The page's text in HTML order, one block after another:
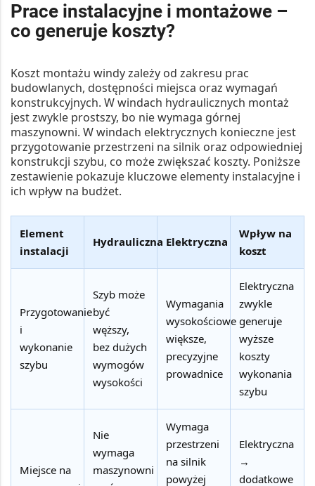
Prace instalacyjne i montażowe –
co generuje koszty?
Koszt montażu windy zależy od zakresu prac
budowlanych, dostępności miejsca oraz wymagań
konstrukcyjnych. W windach hydraulicznych montaż
jest zwykle prostszy, bo nie wymaga górnej
maszynowni. W windach elektrycznych konieczne jest
przygotowanie przestrzeni na silnik oraz odpowiedniej
konstrukcji szybu, co może zwiększać koszty. Poniższe
zestawienie pokazuje kluczowe elementy instalacyjne i
ich wpływ na budżet.
Element
instalacji
Hydrauliczna Elektryczna
Wpływ na
koszt
Przygotowanie
i
wykonanie
szybu
Szyb może
być
węższy,
bez dużych
wymogów
wysokości
Wymagania
wysokościowe
większe,
precyzyjne
prowadnice
Elektryczna
zwykle
generuje
wyższe
koszty
wykonania
szybu
Miejsce na
Nie
wymaga
maszynowni
Wymaga
przestrzeni
na silnik
powyżej
Elektryczna
→
dodatkowe